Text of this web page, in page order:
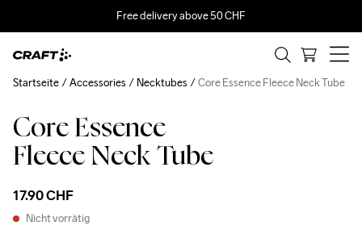
Free delivery above 50 CHF
Core Essence
Fleece Neck Tube
17.90 CHF
Nicht vorrätig
Startseite Accessories Necktubes Core Essence Fleece Neck Tube